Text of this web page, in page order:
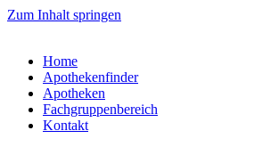
Zum Inhalt springen
Home
Apothekenfinder
Apotheken
Fachgruppenbereich
Kontakt